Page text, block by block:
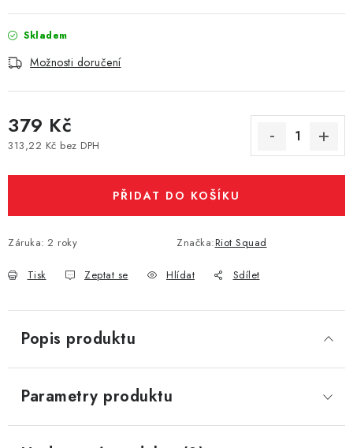
Skladem
Možnosti doručení
379 Kč
313,22 Kč bez DPH
PŘIDAT DO KOŠÍKU
Záruka: 2 roky Značka:Riot Squad
Tisk Zeptat se Hlídat Sdílet
Popis produktu
Parametry produktu